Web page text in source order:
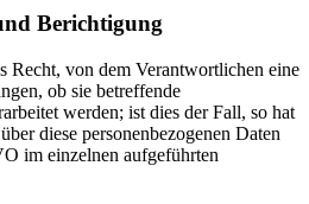
Berichtigung
Recht, von dem Verantwortlichen eine
ob sie betreffende
werden; ist dies der Fall, so hat
über diese personenbezogenen Daten
im einzelnen aufgeführten